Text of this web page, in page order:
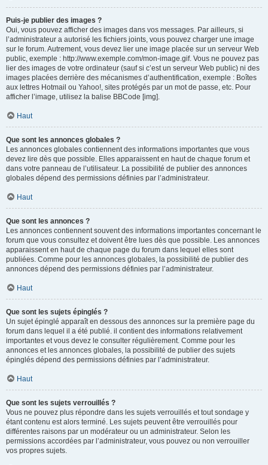
Puis-je publier des images ?
Oui, vous pouvez afficher des images dans vos messages. Par ailleurs, si
l’administrateur a autorisé les fichiers joints, vous pouvez charger une image
sur le forum. Autrement, vous devez lier une image placée sur un serveur Web
public, exemple : http://www.exemple.com/mon-image.gif. Vous ne pouvez pas
lier des images de votre ordinateur (sauf si c’est un serveur Web public) ni des
images placées derrière des mécanismes d’authentification, exemple : Boîtes
aux lettres Hotmail ou Yahoo!, sites protégés par un mot de passe, etc. Pour
afficher l’image, utilisez la balise BBCode [img].
Haut
Que sont les annonces globales ?
Les annonces globales contiennent des informations importantes que vous
devez lire dès que possible. Elles apparaissent en haut de chaque forum et
dans votre panneau de l’utilisateur. La possibilité de publier des annonces
globales dépend des permissions définies par l’administrateur.
Haut
Que sont les annonces ?
Les annonces contiennent souvent des informations importantes concernant le
forum que vous consultez et doivent être lues dès que possible. Les annonces
apparaissent en haut de chaque page du forum dans lequel elles sont
publiées. Comme pour les annonces globales, la possibilité de publier des
annonces dépend des permissions définies par l’administrateur.
Haut
Que sont les sujets épinglés ?
Un sujet épinglé apparaît en dessous des annonces sur la première page du
forum dans lequel il a été publié. il contient des informations relativement
importantes et vous devez le consulter régulièrement. Comme pour les
annonces et les annonces globales, la possibilité de publier des sujets
épinglés dépend des permissions définies par l’administrateur.
Haut
Que sont les sujets verrouillés ?
Vous ne pouvez plus répondre dans les sujets verrouillés et tout sondage y
étant contenu est alors terminé. Les sujets peuvent être verrouillés pour
différentes raisons par un modérateur ou un administrateur. Selon les
permissions accordées par l’administrateur, vous pouvez ou non verrouiller
vos propres sujets.